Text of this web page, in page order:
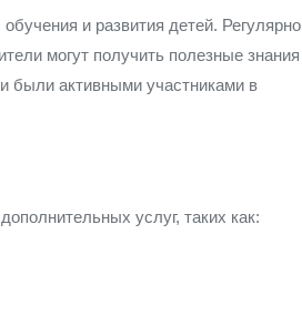
и развития детей. Регулярно
могут получить полезные знания
были активными участниками в
услуг, таких как: